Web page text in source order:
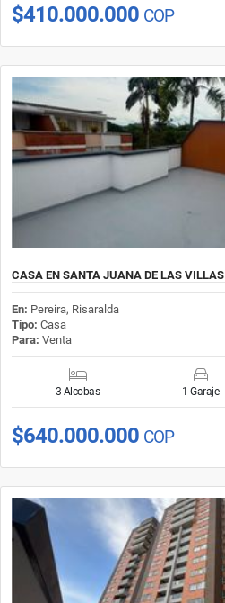
$410.000.000 COP
CASA EN SANTA JUANA DE LAS VILLAS
En: Pereira, Risaralda
Tipo: Casa
Para: Venta
3 Alcobas 1 Garaje
$640.000.000 COP